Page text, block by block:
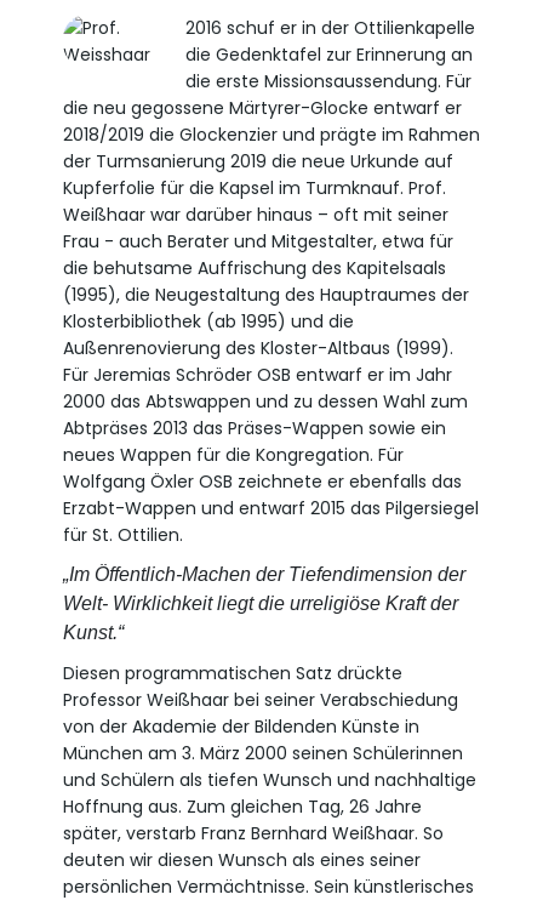
2016 schuf er in der Ottilienkapelle
die Gedenktafel zur Erinnerung an
die erste Missionsaussendung. Für
die neu gegossene Märtyrer-Glocke entwarf er
2018/2019 die Glockenzier und prägte im Rahmen
der Turmsanierung 2019 die neue Urkunde auf
Kupferfolie für die Kapsel im Turmknauf. Prof.
Weißhaar war darüber hinaus – oft mit seiner
Frau - auch Berater und Mitgestalter, etwa für
die behutsame Auffrischung des Kapitelsaals
(1995), die Neugestaltung des Hauptraumes der
Klosterbibliothek (ab 1995) und die
Außenrenovierung des Kloster-Altbaus (1999).
Für Jeremias Schröder OSB entwarf er im Jahr
2000 das Abtswappen und zu dessen Wahl zum
Abtpräses 2013 das Präses-Wappen sowie ein
neues Wappen für die Kongregation. Für
Wolfgang Öxler OSB zeichnete er ebenfalls das
Erzabt-Wappen und entwarf 2015 das Pilgersiegel
für St. Ottilien.
„Im Öffentlich-Machen der Tiefendimension der
Welt- Wirklichkeit liegt die urreligiöse Kraft der
Kunst.“
Diesen programmatischen Satz drückte
Professor Weißhaar bei seiner Verabschiedung
von der Akademie der Bildenden Künste in
München am 3. März 2000 seinen Schülerinnen
und Schülern als tiefen Wunsch und nachhaltige
Hoffnung aus. Zum gleichen Tag, 26 Jahre
später, verstarb Franz Bernhard Weißhaar. So
deuten wir diesen Wunsch als eines seiner
persönlichen Vermächtnisse. Sein künstlerisches